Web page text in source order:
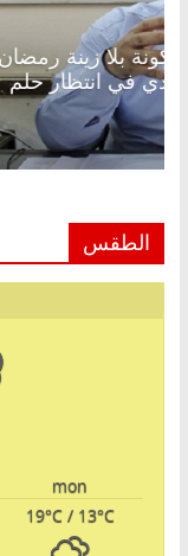
الرئيسية
مقعد شاغر على
عبدالخالق فاروق
22 فبراير، 2026
الطقس
mon
19°C/ 13°C